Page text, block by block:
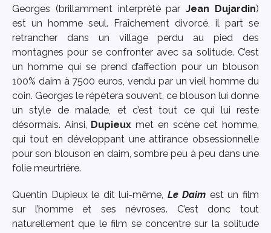
Georges (brillamment interprété parJean Dujardin)
est un homme seul. Fraîchement divorcé, il part se
retrancher dans un village perdu au pied des
montagnes pour se confronter avec sa solitude. C’est
un homme qui se prend d’affection pour un blouson
100% daim à 7500 euros, vendu par un vieil homme du
coin. Georges le répètera souvent, ce blouson lui donne
un style de malade, et c’est tout ce qui lui reste
désormais. Ainsi, Dupieux met en scène cet homme,
qui tout en développant une attirance obsessionnelle
pour son blouson en daim, sombre peu à peu dans une
folie meurtrière.
Quentin Dupieux le dit lui-même, Le Daim est un film
sur l’homme et ses névroses. C’est donc tout
naturellement que le film se concentre sur la solitude